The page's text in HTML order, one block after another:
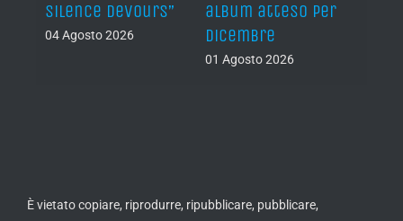
Silence Devours”
04 Agosto 2026
album atteso per
dicembre
01 Agosto 2026
È vietato copiare, riprodurre, ripubblicare, pubblicare,